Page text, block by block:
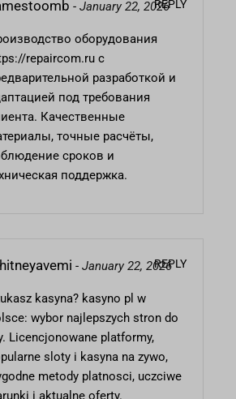
- January 22, 2026REPLY
оборудования
repaircom.ru с
разработкой и
под требования
Качественные
точные расчёты,
сроков и
поддержка.
- January 22, 2026REPLY
kasyna? kasyno pl w
wybor najlepszych stron do
Licencjonowane platformy,
sloty i kasyna na zywo,
metody platnosci, uczciwe
i aktualne oferty.